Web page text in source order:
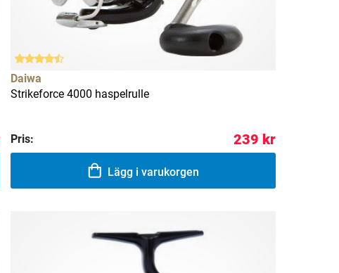
Daiwa
Strikeforce 4000 haspelrulle
Pris: 239 kr
Lägg i varukorgen